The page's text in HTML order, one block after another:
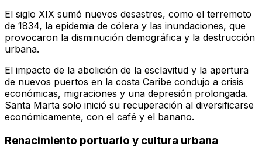
El siglo XIX sumó nuevos desastres, como el terremoto
de 1834, la epidemia de cólera y las inundaciones, que
provocaron la disminución demográfica y la destrucción
urbana.
El impacto de la abolición de la esclavitud y la apertura
de nuevos puertos en la costa Caribe condujo a crisis
económicas, migraciones y una depresión prolongada.
Santa Marta solo inició su recuperación al diversificarse
económicamente, con el café y el banano.
Renacimiento portuario y cultura urbana